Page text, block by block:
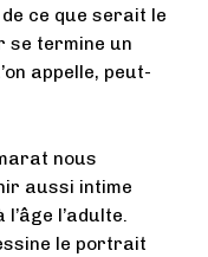
ce que serait le
se termine un
appelle, peut-
nous
aussi intime
l’adulte.
le portrait